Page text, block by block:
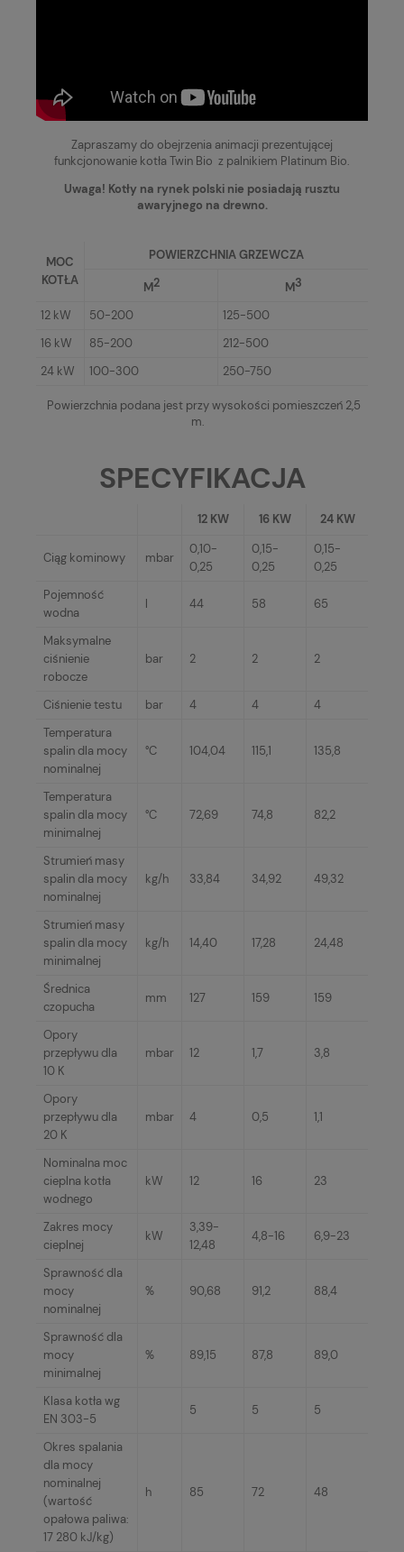
Zapraszamy do obejrzenia animacji prezentującej
funkcjonowanie kotła Twin Bio z palnikiem Platinum Bio.
Uwaga! Kotły na rynek polski nie posiadają rusztu
awaryjnego na drewno.
MOC
KOTŁA
POWIERZCHNIA GRZEWCZA
M2 M3
12 kW 50-200
125-500
16 kW
85-200
212-500
24 kW
100-300 250-750
Powierzchnia podana jest przy wysokości pomieszczeń 2,5
m.
SPECYFIKACJA
12 KW 16 KW 24 KW
Ciąg kominowy mbar
0,10-
0,25
0,15-
0,25
0,15-
0,25
Pojemność
wodna
l 44 58 65
Maksymalne
ciśnienie
robocze
bar 2 2 2
Ciśnienie testu bar 4 4
4
Temperatura
spalin dla mocy
nominalnej
°C 104,04 115,1 135,8
Temperatura
spalin dla mocy
minimalnej
°C 72,69 74,8 82,2
Strumień masy
spalin dla mocy
nominalnej
kg/h 33,84 34,92 49,32
Strumień masy
spalin dla mocy
minimalnej
kg/h 14,40 17,28 24,48
Średnica
czopucha
mm 127 159 159
Opory
przepływu dla
10 K
mbar 12 1,7 3,8
Opory
przepływu dla
20 K
mbar 4 0,5 1,1
Nominalna moc
cieplna kotła
wodnego
kW 12 16 23
Zakres mocy
cieplnej
kW
3,39-
12,48
4,8-16 6,9-23
Sprawność dla
mocy
nominalnej
% 90,68 91,2 88,4
Sprawność dla
mocy
minimalnej
% 89,15 87,8 89,0
Klasa kotła wg
EN 303-5
5 5 5
Okres spalania
dla mocy
nominalnej
(wartość
opałowa paliwa:
17 280 kJ/kg)
h 85 72 48